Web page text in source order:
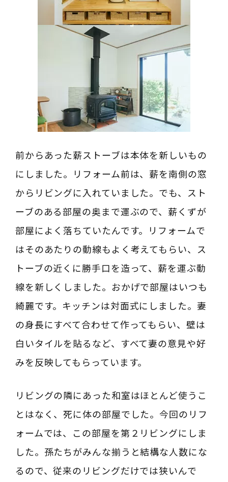
前からあった薪ストーブは本体を新しいもの
にしました。リフォーム前は、薪を南側の窓
からリビングに入れていました。でも、スト
ーブのある部屋の奥まで運ぶので、薪くずが
部屋によく落ちていたんです。リフォームで
はそのあたりの動線もよく考えてもらい、ス
トーブの近くに勝手口を造って、薪を運ぶ動
線を新しくしました。おかげで部屋はいつも
綺麗です。キッチンは対面式にしました。妻
の身長にすべて合わせて作ってもらい、壁は
白いタイルを貼るなど、すべて妻の意見や好
みを反映してもらっています。
リビングの隣にあった和室はほとんど使うこ
とはなく、死に体の部屋でした。今回のリフ
ォームでは、この部屋を第２リビングにしま
した。孫たちがみんな揃うと結構な人数にな
るので、従来のリビングだけでは狭いんで